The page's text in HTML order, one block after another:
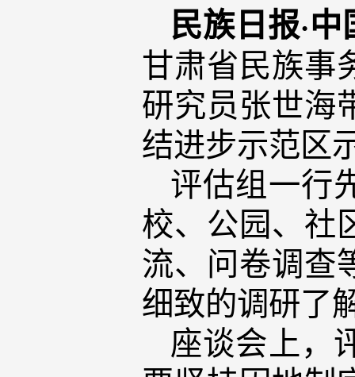
民族日报·
甘肃省民族事
研究员张世海
结进步示范区
评估组一行
校、公园、社
流、问卷调查
细致的调研了
座谈会上，